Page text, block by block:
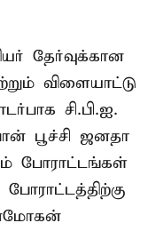
தேர்வுக்கான
விளையாட்டு
சி.பி.ஐ.
பூச்சி ஜனதா
போராட்டங்கள்